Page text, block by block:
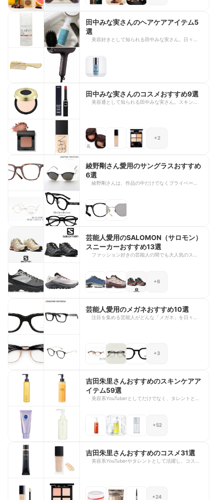
に出演した際に紹介したおすすめのチョコレートを
気に入りのチョコレートを厳選しました。自分への
ご褒美や大切な人へのギフトを探している方は、ぜ
ひ最後までチェックしてみてくださいね。
田中みな実さんのヘアケアアイテム5
選
美容好きとして知られる田中みな実さん。日々のヘ
イテムを6点ご紹介します。日々のルーティーンに
取り入れているアイテムを、トリートメントからド
実さんの美髪のヒントが詰まったアイテムを、ぜひ
チェックしてみてください。
田中みな実さんのコスメおすすめ9選
美容通として知られる田中みな実さん。スキンケア
用していると紹介したコスメ9点をご紹介します。
お気に入りの理由やおすすめの使い方もあわせてま
とめました。みな実さんの美容のヒントが詰まった
+2
綾野剛さん愛用のサングラスおすすめ
6選
綾野剛さんは、作品の中だけでなくプライベートや
ックな雰囲気を持つモデルから、個性を引き立てる
一本まで、センス良く選ばれたサングラスはいつも
注目を集めています。 今回は、綾野剛さんがドラ
選をご紹介します。愛用モデルの特徴や魅力をまと
めていますので、綾野さんのファッションを参考に
したい方や、自分に合う一本を探している方は、ぜ
ひ参考にしてみてくださいね。
芸能人愛用のSALOMON（サロモン）
スニーカーおすすめ13選
ファッション好きの芸能人の間でも大人気のスニー
ーとに取り入れている様子が、SNSなどでも度々話
題となっています。 今回は、Snow Manメンバー
深澤辰哉さんやtimeleszメンバー原嘉孝さん、BTS
用のサロモンのスニーカーを13足厳選してご紹介
します。足元からおしゃれ度をアップさせるスニー
カー選びの参考に、ぜひ最後までチェックしてみて
+6
芸能人愛用のメガネおすすめ10選
注目を集める芸能人がどんな「メガネ」を日々愛用
イウェアまで様々です。 今回は、木村拓哉さん、
目黒蓮さん、大森元貴さんをはじめとした芸能人着
用・愛用のメガネ10選を厳選してご紹介します。
ートの主役になる憧れのメガネまでを幅広くライン
アップしました。次のメガネ選びの参考に、ぜひ最
後までチェックしてみてください。
+3
吉田朱里さんおすすめのスキンケアア
イテム59選
美容系YouTuberとしてだけでなく、タレントとし
るリアルな美容”を発信し続けており、そのスキン
ケアやメイク術は多くの美容好きから支持されてい
ます。 今回は、そんな吉田朱里さんがYouTubeで
します。毛穴ケアや保湿重視のスキンケアから、ツ
ヤ肌を作るスキンケアまで、実際の愛用アイテムが
幅広くラインナップされています。日々の肌状態に
参考に、ぜひチェックしてみてくださいね。
+52
吉田朱里さんおすすめのコスメ31選
美容系YouTuberやタレントとして活躍し、コスメ
り、多くの美容ファンから支持を集めています。
今回は、吉田朱里さんがYouTube動画で紹介した愛
+24